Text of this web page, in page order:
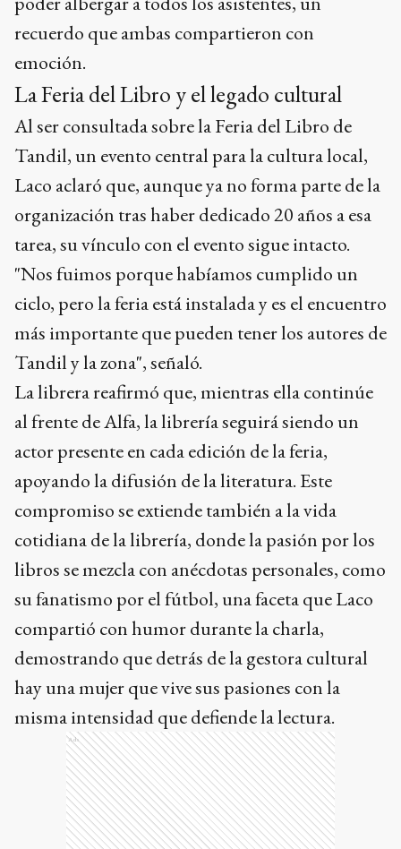
recuerdo que ambas compartieron con
emoción.
La Feria del Libro y el legado cultural
Al ser consultada sobre la Feria del Libro de
Tandil, un evento central para la cultura local,
Laco aclaró que, aunque ya no forma parte de la
organización tras haber dedicado 20 años a esa
tarea, su vínculo con el evento sigue intacto.
"Nos fuimos porque habíamos cumplido un
ciclo, pero la feria está instalada y es el encuentro
más importante que pueden tener los autores de
Tandil y la zona", señaló.
La librera reafirmó que, mientras ella continúe
al frente de Alfa, la librería seguirá siendo un
actor presente en cada edición de la feria,
apoyando la difusión de la literatura. Este
compromiso se extiende también a la vida
cotidiana de la librería, donde la pasión por los
libros se mezcla con anécdotas personales, como
su fanatismo por el fútbol, una faceta que Laco
compartió con humor durante la charla,
demostrando que detrás de la gestora cultural
hay una mujer que vive sus pasiones con la
misma intensidad que defiende la lectura.
Ads